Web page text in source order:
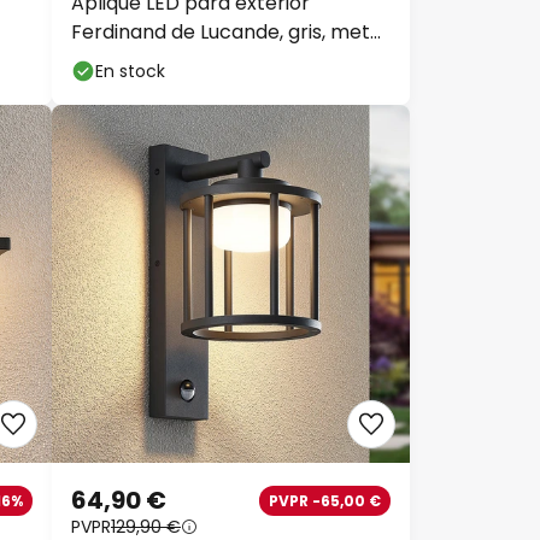
Ferdinand de Lucande, gris, metal,
38 cm
En stock
64,90 € PVPR -65,00 €
PVPR129,90 €